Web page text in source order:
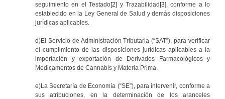
seguimiento en el Testado[2] y Trazabilidad[3], conforme a lo
establecido en la Ley General de Salud y demás disposiciones
jurídicas aplicables.
d)El Servicio de Administración Tributaria (“SAT”), para verificar
el cumplimiento de las disposiciones jurídicas aplicables a la
importación y exportación de Derivados Farmacológicos y
Medicamentos de Cannabis y Materia Prima.
e)La Secretaría de Economía (“SE”), para intervenir, conforme a
sus atribuciones, en la determinación de los aranceles